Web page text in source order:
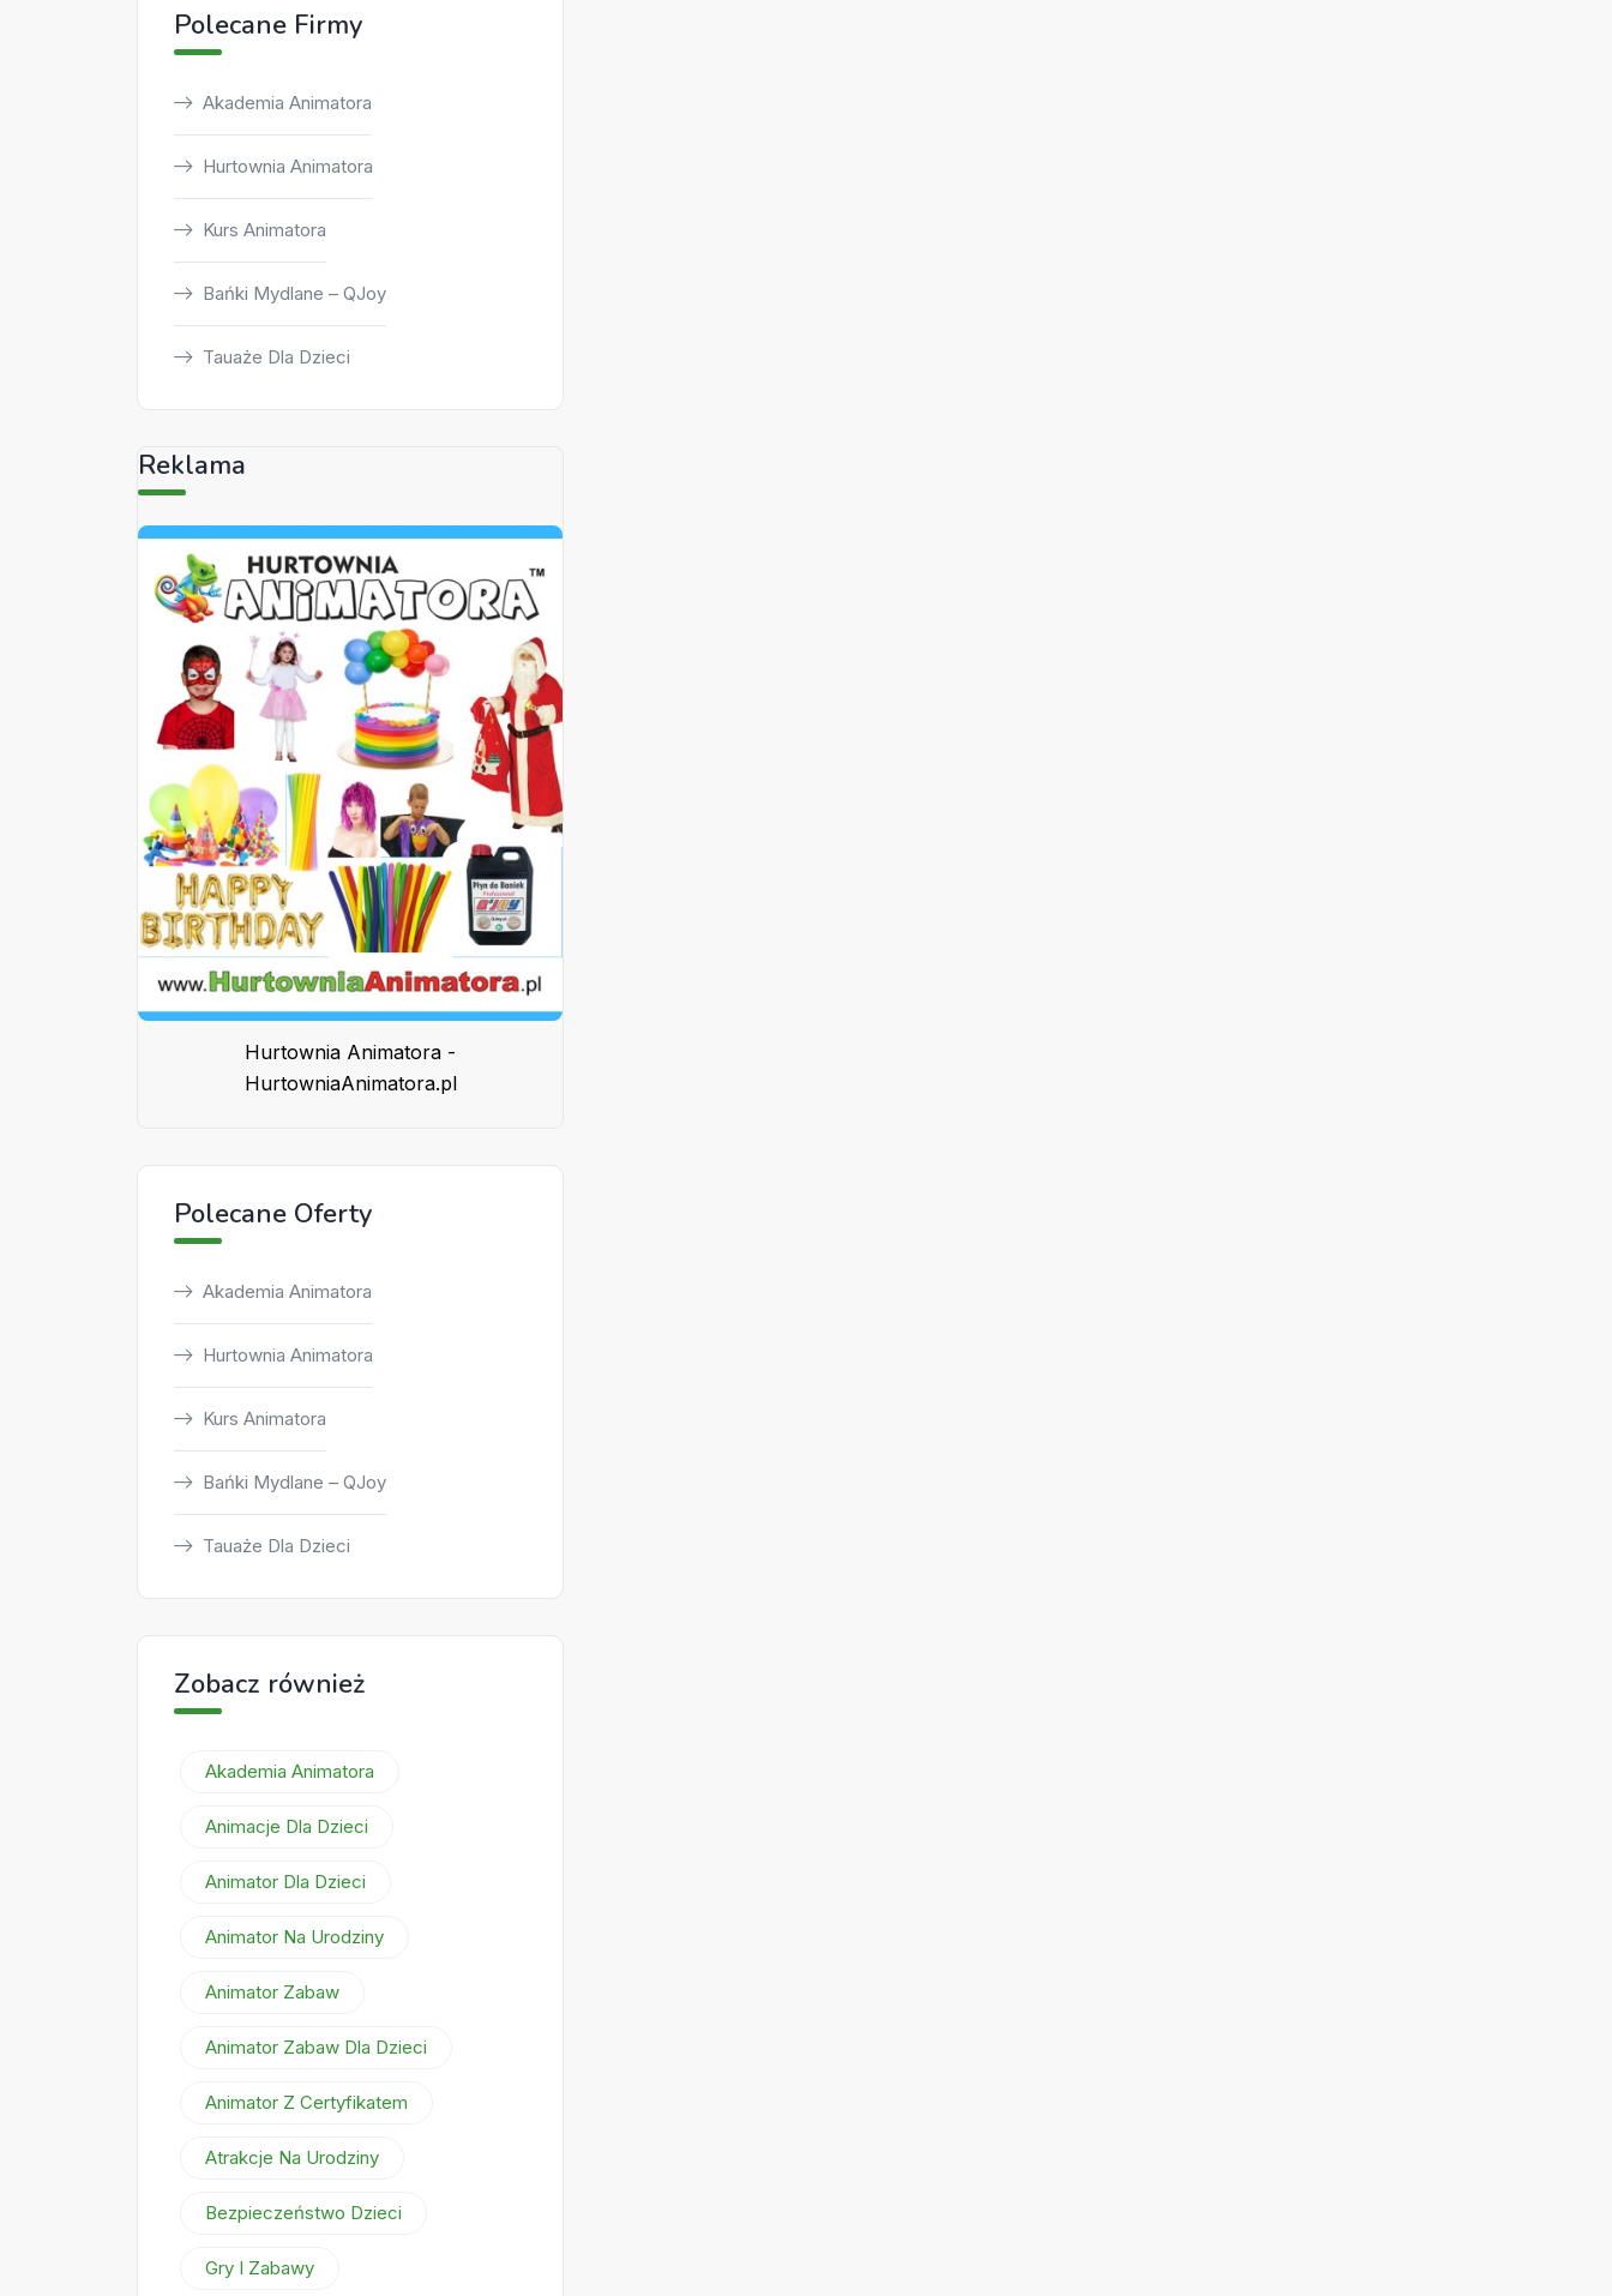
Polecane Firmy
Akademia Animatora
Hurtownia Animatora
Kurs Animatora
Bańki Mydlane – QJoy
Tauaże Dla Dzieci
Reklama
Hurtownia Animatora -
HurtowniaAnimatora.pl
Polecane Oferty
Akademia Animatora
Hurtownia Animatora
Kurs Animatora
Bańki Mydlane – QJoy
Tauaże Dla Dzieci
Zobacz również
Akademia Animatora
Animacje Dla Dzieci
Animator Dla Dzieci
Animator Na Urodziny
Animator Zabaw
Animator Zabaw Dla Dzieci
Animator Z Certyfikatem
Atrakcje Na Urodziny
Bezpieczeństwo Dzieci
Gry I Zabawy